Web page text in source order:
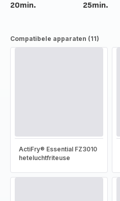
20min. 25min.
Compatibele apparaten (11)
ActiFry® Essential FZ3010
heteluchtfriteuse